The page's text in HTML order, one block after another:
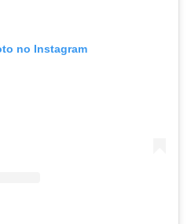
no Instagram